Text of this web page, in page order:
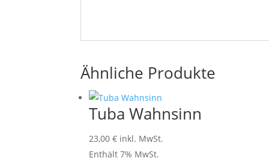
Ähnliche Produkte
Tuba Wahnsinn
23,00€ inkl. MwSt.
Enthält 7% MwSt.